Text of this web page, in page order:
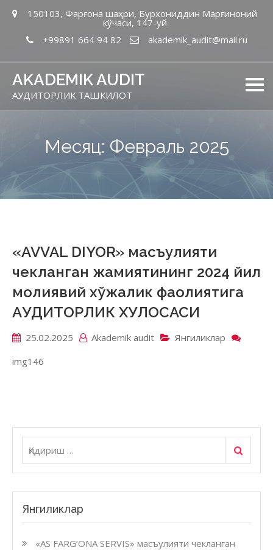
150103, Фарғона шаҳри, Бурхониддин Марғиноний
кўчаси, 147-уй
+99891 664 94 82
akademik_audit@mail.ru
AKADEMIK AUDIT
АУДИТОРЛИК ТАШКИЛОТ
Месяц: Февраль 2025
«AVVAL DIYOR» масъулияти
чекланган жамиятининг 2024 йил
молиявий хўжалик фаолиятига
АУДИТОРЛИК ХУЛОСАСИ
25.02.2025 Akademik аudit Янгиликлар
йил
img146
Янгиликлар
«AS FARG’ONA SERVIS» масъулияти чекланган